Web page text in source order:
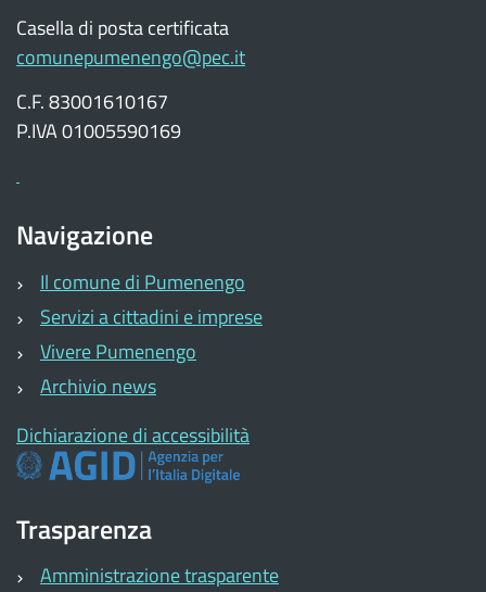
Casella di posta certificata
comunepumenengo@pec.it
C.F. 83001610167
P.IVA 01005590169
Navigazione
Il comune di Pumenengo
Servizi a cittadini e imprese
Vivere Pumenengo
Archivio news
Dichiarazione di accessibilità
Trasparenza
Amministrazione trasparente